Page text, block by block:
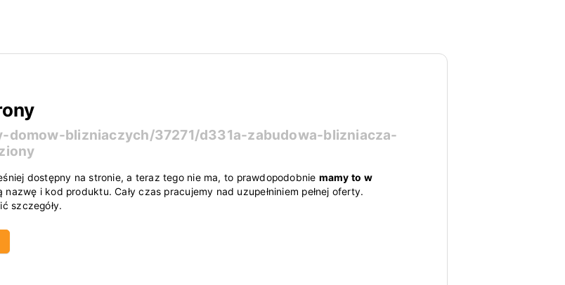
blizniaczych/37271/d331a-zabudowa-blizniacza-
dostępny na stronie, a teraz tego nie ma, to prawdopodobnie mamy to w
i kod produktu. Cały czas pracujemy nad uzupełniniem pełnej oferty.
szczegóły.